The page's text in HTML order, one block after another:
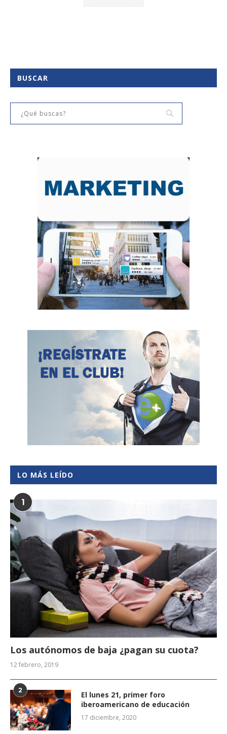
BUSCAR
LO MÁS LEÍDO
1
Los autónomos de baja ¿pagan su cuota?
12 febrero, 2019
2
El lunes 21, primer foro
iberoamericano de educación
17 diciembre, 2020